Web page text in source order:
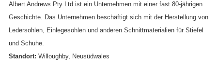
Albert Andrews Pty Ltd ist ein Unternehmen mit einer fast 80-jährigen
Geschichte. Das Unternehmen beschäftigt sich mit der Herstellung von
Ledersohlen, Einlegesohlen und anderen Schnittmaterialien für Stiefel
und Schuhe.
Standort: Willoughby, Neusüdwales